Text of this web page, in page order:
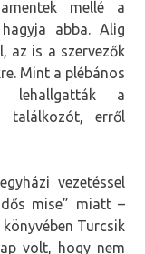
mellé a
abba. Alig
az is a szervezők
Mint a plébános
lehallgatták a
találkozót, erről
vezetéssel
mise” miatt –
Turcsik
volt, hogy nem